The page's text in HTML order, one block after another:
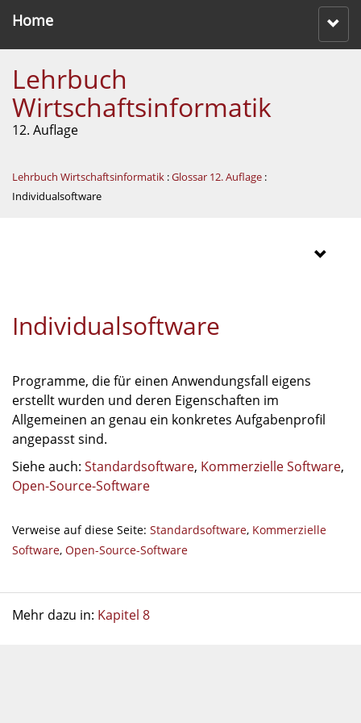
Home
Lehrbuch
Wirtschaftsinformatik
12. Auflage
Lehrbuch Wirtschaftsinformatik :Glossar 12. Auflage :
Individualsoftware
Individualsoftware
Programme, die für einen Anwendungsfall eigens
erstellt wurden und deren Eigenschaften im
Allgemeinen an genau ein konkretes Aufgabenprofil
angepasst sind.
Siehe auch: Standardsoftware, Kommerzielle Software,
Open-Source-Software
Verweise auf diese Seite: Standardsoftware, Kommerzielle
Software, Open-Source-Software
Mehr dazu in: Kapitel 8